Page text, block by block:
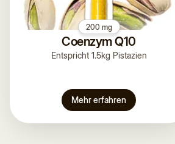
200 mg
Coenzym Q10
Entspricht 1.5kg Pistazien
Mehr erfahren